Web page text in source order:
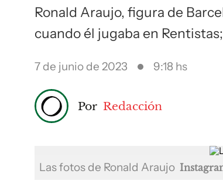
Ronald Araujo, figura de
cuando él jugaba en
7 de junio de 2023 9:18 hs
Por Redacción
Las fotos de Ronald Araujo